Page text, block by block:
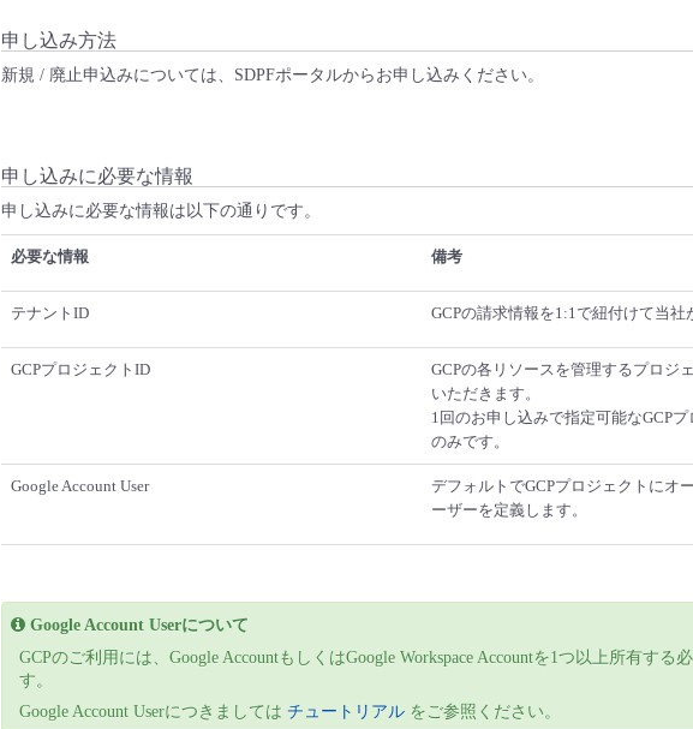
申し込み方法
新規 / 廃止申込みについては、SDPFポータルからお申し込みください。
申し込みに必要な情報
申し込みに必要な情報は以下の通りです。
必要な情報 備考
テナントID GCPの請求情報を1:1で紐付けて当社
GCPプロジェクトID
GCPの各リソースを管理するプロジ
いただきます。
1回のお申し込みで指定可能なGCP
のみです。
Google Account User
デフォルトでGCPプロジェクトにオ
ーザーを定義します。
Google Account Userについて
GCPのご利用には、Google AccountもしくはGoogle Workspace Accountを1つ以上所有する
す。
Google Account Userにつきましては チュートリアル をご参照ください。